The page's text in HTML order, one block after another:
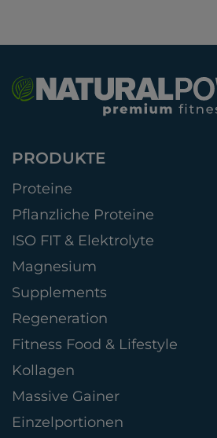
PRODUKTE
Proteine
Pflanzliche Proteine
ISO FIT & Elektrolyte
Magnesium
Supplements
Regeneration
Fitness Food & Lifestyle
Kollagen
Massive Gainer
Einzelportionen